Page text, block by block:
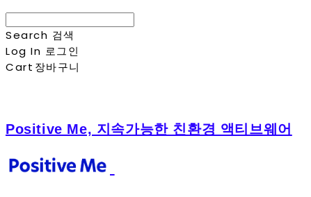
Search 검색
Log In 로그인
Cart 장바구니
Positive Me, 지속가능한 친환경 액티브웨어